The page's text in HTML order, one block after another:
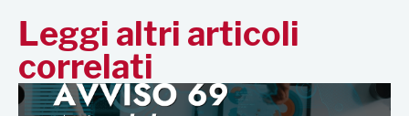
Leggi altri articoli
correlati